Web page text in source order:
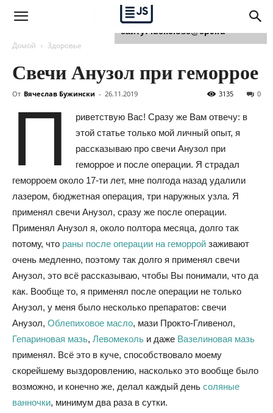
Домой Здоровье
Свечи Анузол при геморрое
От Вячеслав Бужински - 26.11.2019 0
3135
П
риветствую Вас! Сразу же Вам отвечу: в
этой статье только мой личный опыт, я
рассказываю про свечи Анузол при
геморрое и после операции. Я страдал
геморроем около 17-ти лет, мне полгода назад удалили
лазером, бюджетная операция, три наружных узла. Я
применял свечи Анузол, сразу же после операции.
Применял Анузол я, около полтора месяца, долго так
потому, что раны после операции на геморрой заживают
очень медленно, поэтому так долго я применял свечи
Анузол, это всё рассказываю, чтобы Вы понимали, что да
как. Вообще то, я применял после операции не только
Анузол, у меня было несколько препаратов: свечи
Анузол, Облепиховое масло, мази Прокто-Гливенол,
Гепариновая мазь, Левомеколь и даже Вазелиновая мазь
применял. Всё это в куче, способствовало моему
скорейшему выздоровлению, насколько это вообще было
возможно, и конечно же, делал каждый день соляные
ванночки, минимум два раза в сутки.
Для любых предложений по
сайту: luckclose@cp9.ru